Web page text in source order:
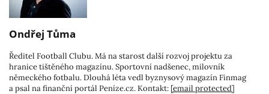
Ondřej Tůma
Ředitel Football Clubu. Má na starost další rozvoj projektu za
hranice tištěného magazínu. Sportovní nadšenec, milovník
německého fotbalu. Dlouhá léta vedl byznysový magazín Finmag
a psal na finanční portál Peníze.cz. Kontakt: [email protected]